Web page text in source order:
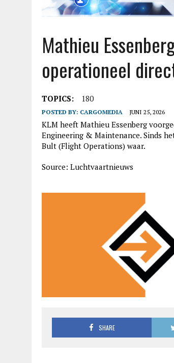
Mathieu
operationeel
TOPICS: 180
POSTED BY: CARGOMEDIA JUNI 25, 2026
KLM heeft Mathieu Essenberg
Engineering & Maintenance. Sinds
Bult (Flight Operations) waar.
Source: Luchtvaartnieuws
SHARE